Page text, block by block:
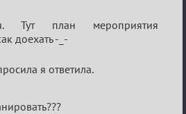
Тут план мероприятия
доехать -_-
я ответила.